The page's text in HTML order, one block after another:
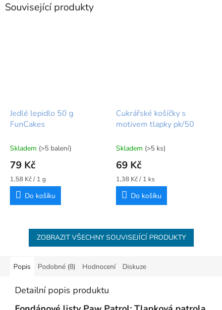
Související produkty
Jedlé lepidlo 50 g
FunCakes
Skladem (>5 balení)
79 Kč
Měrná
cena:
1,58 Kč / 1 g
Do košíku
Cukrářské košíčky s
motivem tlapky pk/50
Skladem (>5 ks)
69 Kč
Měrná
cena:
1,38 Kč / 1 ks
Do košíku
ZOBRAZIT VŠECHNY SOUVISEJÍCÍ PRODUKTY
Popis Podobné (8) Hodnocení Diskuze
Detailní popis produktu